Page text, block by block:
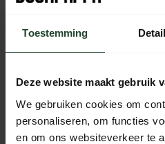
Toestemming
Deze website maakt gebruik
We gebruiken cookies om
personaliseren, om functies
en om ons websiteverkeer te
14 Tage Bedenkzeit mit no-
Jeden Tag von 10:00 bis
E-Mail erreichbar.